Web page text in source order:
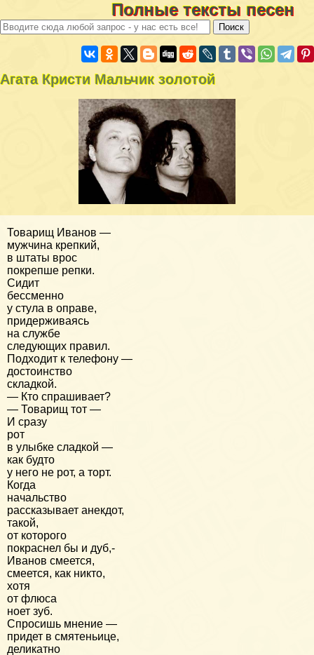
Полные тексты песен
Агата Кристи Мальчик золотой
Товарищ Иванов —
мужчина крепкий,
в штаты врос
покрепше репки.
Сидит
бессменно
у стула в оправе,
придерживаясь
на службе
следующих правил.
Подходит к телефону —
достоинство
складкой.
— Кто спрашивает?
— Товарищ тот —
И сразу
рот
в улыбке сладкой —
как будто
у него не рот, а торт.
Когда
начальство
рассказывает анекдот,
такой,
от которого
покраснел бы и дуб,-
Иванов смеется,
смеется, как никто,
хотя
от флюса
ноет зуб.
Спросишь мнение —
придет в смятеньице,
деликатно